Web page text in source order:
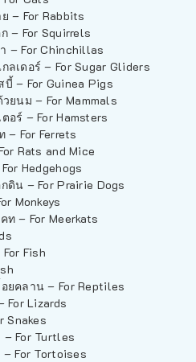
– For Rabbits
– For Squirrels
– For Chinchillas
ลเดอร์ – For Sugar Gliders
– For Guinea Pigs
ยนม – For Mammals
อร์ – For Hamsters
– For Ferrets
Rats and Mice
Hedgehogs
ดิน – For Prairie Dogs
Monkeys
ท – For Meerkats
Fish
ยคลาน – For Reptiles
For Lizards
Snakes
– For Turtles
– For Tortoises